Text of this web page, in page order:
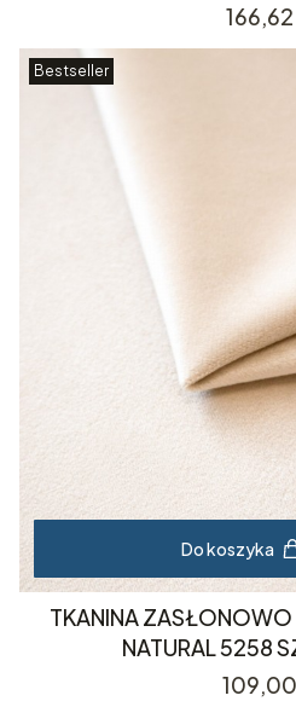
Cena
166,62
Bestseller
Do koszyka
TKANINA
NATURAL 5258
Cena
109,00